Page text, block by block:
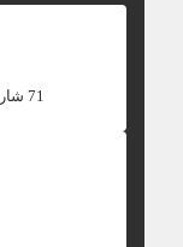
‎71 شارع محرم بك - محرم بك. الاسكندريه